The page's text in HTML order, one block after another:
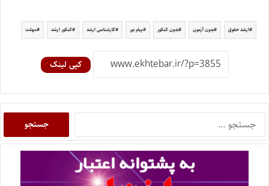
ارشد حقوق بدون آزمون بدون کنکور پیام نور کارشناسی ارشد کنکور ارشد مهلت
کپی لینک